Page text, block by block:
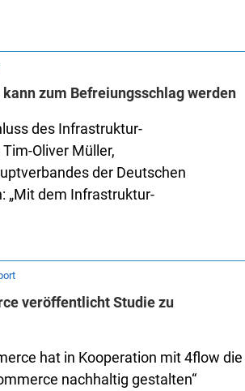
zum Befreiungsschlag werden
des Infrastruktur-
Oliver Müller,
der Deutschen
„Mit dem Infrastruktur-
veröffentlicht Studie zu
hat in Kooperation mit 4flow die
nachhaltig gestalten“